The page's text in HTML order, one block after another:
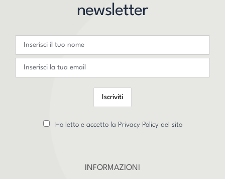
newsletter
Ho letto e accetto la Privacy Policy del sito
INFORMAZIONI